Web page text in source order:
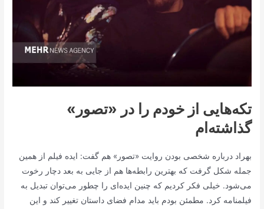
تکه‌هایی از خودم را در «تصور»
گذاشته‌ام
بهراد درباره شخصی بودن روایت «تصور» هم گفت: ایده فیلم از همین
جمله شکل گرفت که بهترین رابطه‌ها هم از جایی به بعد دچار رخوت
می‌شود. خیلی فکر کردیم که چنین ایده‌ای را چطور می‌توان تبدیل به
فیلمنامه کرد. مطمئن بودم باید مدام فضای داستان تغییر کند و این